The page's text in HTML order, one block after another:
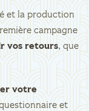
et la production
campagne
vos retours, que
votre
et